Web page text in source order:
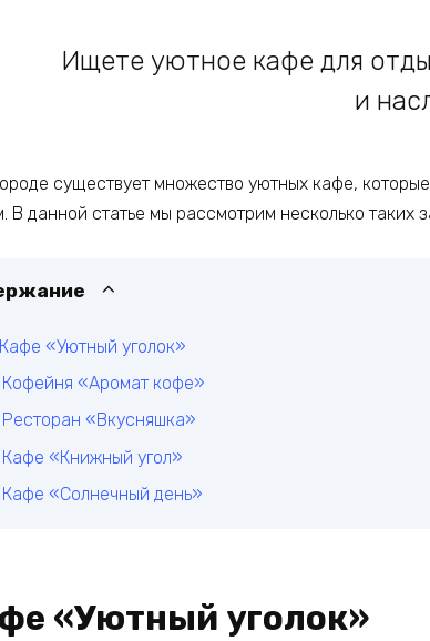
Ищете уютное кафе для
и
существует множество уютных кафе,
В данной статье мы рассмотрим несколько
Кафе «Уютный уголок»
Кофейня «Аромат кофе»
Ресторан «Вкусняшка»
Кафе «Книжный угол»
Кафе «Солнечный день»
«Уютный уголок»